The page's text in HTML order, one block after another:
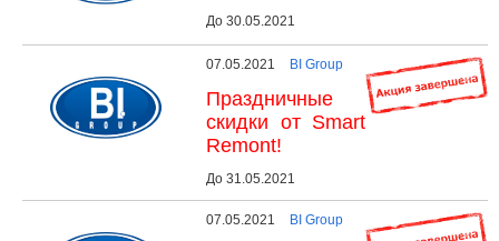
До 30.05.2021
07.05.2021 BI Group
Праздничные
скидки от Smart
Remont!
До 31.05.2021
07.05.2021 BI Group